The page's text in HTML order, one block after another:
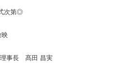
次第◎
映
事長 髙田 昌実